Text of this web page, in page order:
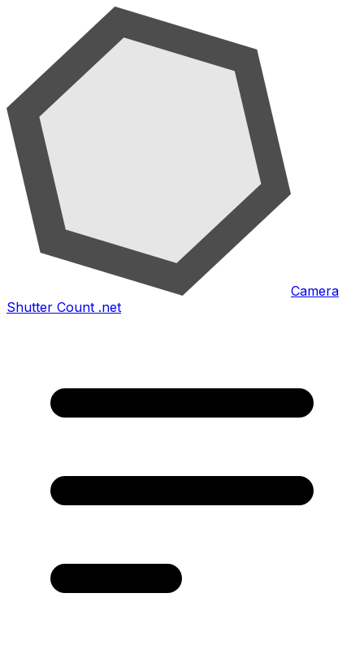
Camera
Shutter Count .net